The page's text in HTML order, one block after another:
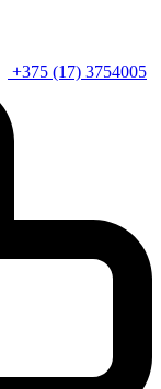
+375 (17) 3754005